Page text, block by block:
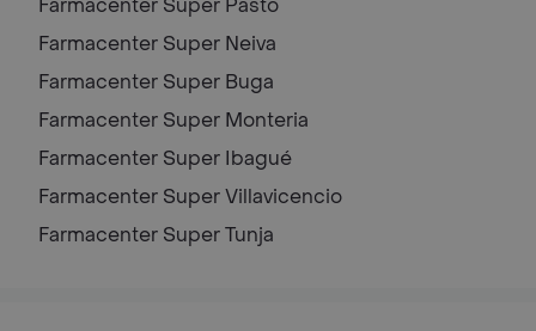
Farmacenter Super Pasto
Farmacenter Super Neiva
Farmacenter Super Buga
Farmacenter Super Monteria
Farmacenter Super Ibagué
Farmacenter SuperVillavicencio
Farmacenter SuperTunja